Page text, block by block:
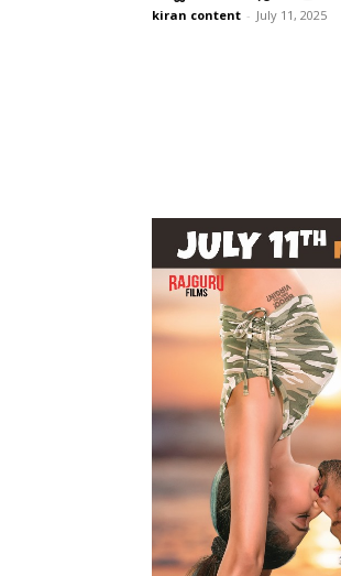
kiran content - July 11, 2025